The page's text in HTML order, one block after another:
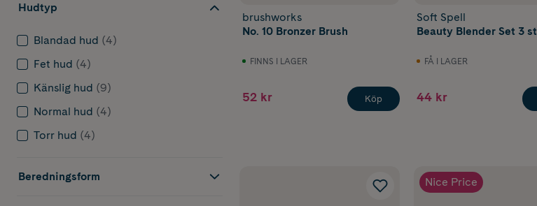
Hudtyp
Blandad hud (4)
Fet hud (4)
Känslig hud (9)
Normal hud (4)
Torr hud (4)
Beredningsform
brushworks
No. 10 Bronzer Brush
FINNS I LAGER
52 kr Köp
Soft Spell
Beauty Blender Set 3 st
FÅ I LAGER
44 kr
Nice Price